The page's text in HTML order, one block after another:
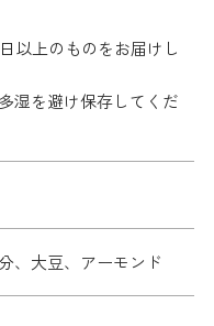
以上のものをお届けし
湿を避け保存してくだ
、大豆、アーモンド